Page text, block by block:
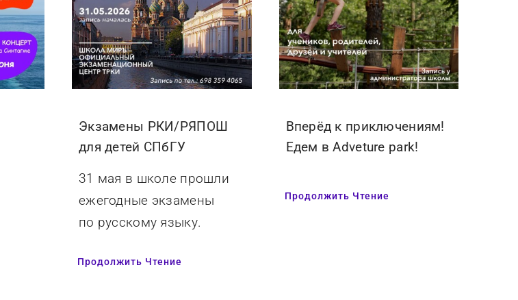
Экзамены РКИ/РЯПОШ
для детей СПбГУ
31 мая в школе прошли
ежегодные экзамены
по русскому языку.
Продолжить Чтение
Вперёд к приключениям!
Едем в Adveture park!
Продолжить Чтение